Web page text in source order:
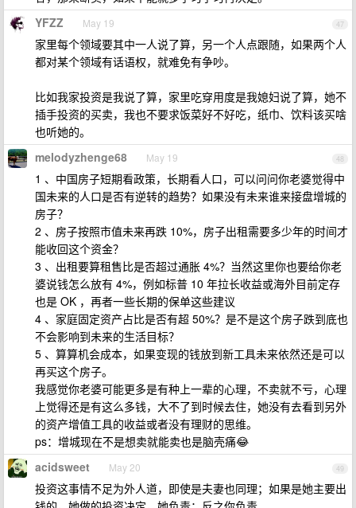
47
YFZZ May 19
家里每个领域要其中一人说了算，另一个人点跟随，如果两个人
都对某个领域有话语权，就难免有争吵。
比如我家投资是我说了算，家里吃穿用度是我媳妇说了算，她不
插手投资的买卖，我也不要求饭菜好不好吃，纸巾、饮料该买啥
也听她的。
48
melodyzhenge68 May 19
1 、中国房子短期看政策，长期看人口，可以问问你老婆觉得中
国未来的人口是否有逆转的趋势？如果没有未来谁来接盘增城的
房子？
2 、房子按照市值未来再跌 10%，房子出租需要多少年的时间才
能收回这个资金？
3 、出租要算租售比是否超过通胀 4%？当然这里你也要给你老
婆说钱怎么放有 4%，例如标普 10 年拉长收益或海外目前定存
也是 OK ，再者一些长期的保单这些建议
4 、家庭固定资产占比是否有超 50%？是不是这个房子跌到底也
不会影响到未来的生活目标？
5 、算算机会成本，如果变现的钱放到新工具未来依然还是可以
再买这个房子。
我感觉你老婆可能更多是有种上一辈的心理，不卖就不亏，心理
上觉得还是有这么多钱，大不了到时候去住，她没有去看到另外
的资产增值工具的收益或者没有理财的思维。
ps：增城现在不是想卖就能卖也是脑壳痛😂
49
acidsweet May 20
投资这事情不足为外人道，即使是夫妻也同理；如果是她主要出